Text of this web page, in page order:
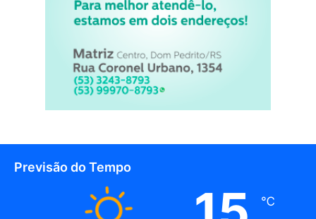
Previsão do Tempo
℃